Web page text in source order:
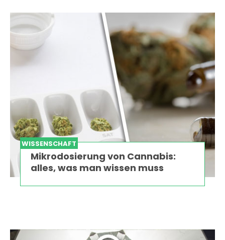
WISSENSCHAFT
Mikrodosierung von Cannabis:
alles, was man wissen muss